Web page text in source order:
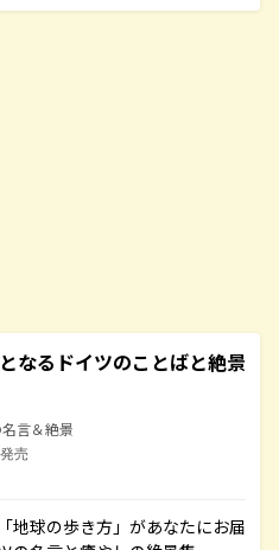
なるドイツのことばと絶景
言＆絶景
売
地球の歩き方」があなたにお届